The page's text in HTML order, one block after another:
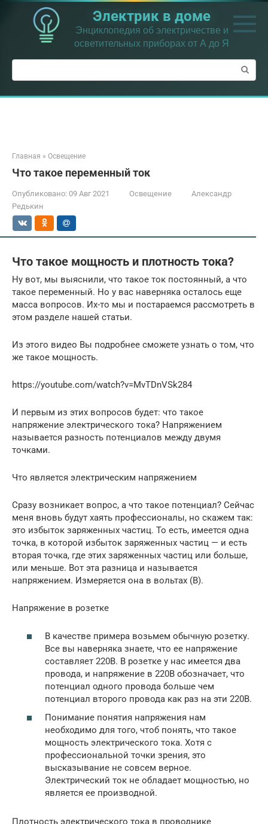
Перейти
контенту
Электрик в доме
Энциклопедия об электричестве и
осветительных приборах от А до Я
Поиск:
Главная » Освещение
Что такое переменный ток
Опубликовано: 09 Авг 2021 Освещение
Александр
Редькин
Что такое мощность и плотность тока?
Ну вот, мы выяснили, что такое ток постоянный, а что
такое переменный. Но у вас наверняка осталось еще
масса вопросов. Их-то мы и постараемся рассмотреть в
этом разделе нашей статьи.
Из этого видео Вы подробнее сможете узнать о том, что
же такое мощность.
https://youtube.com/watch?v=MvTDnVSk284
И первым из этих вопросов будет: что такое
напряжение электрического тока? Напряжением
называется разность потенциалов между двумя
точками.
Что является электрическим напряжением
Сразу возникает вопрос, а что такое потенциал? Сейчас
меня вновь будут хаять профессионалы, но скажем так:
это избыток заряженных частиц. То есть, имеется одна
точка, в которой избыток заряженных частиц — и есть
вторая точка, где этих заряженных частиц или больше,
или меньше. Вот эта разница и называется
напряжением. Измеряется она в вольтах (В).
Напряжение в розетке
В качестве примера возьмем обычную розетку.
Все вы наверняка знаете, что ее напряжение
составляет 220В. В розетке у нас имеется два
провода, и напряжение в 220В обозначает, что
потенциал одного провода больше чем
потенциал второго провода как раз на эти 220В.
Понимание понятия напряжения нам
необходимо для того, чтоб понять, что такое
мощность электрического тока. Хотя с
профессиональной точки зрения, это
высказывание не совсем верное.
Электрический ток не обладает мощностью, но
является ее производной.
Плотность электрического тока в проводнике